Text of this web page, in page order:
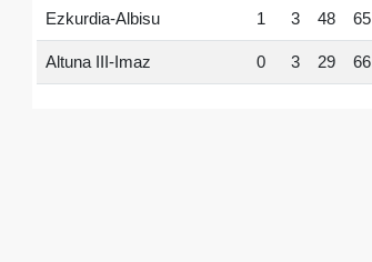
Ezkurdia-Albisu 1 3 48 65
Altuna III-Imaz 0 3 29 66